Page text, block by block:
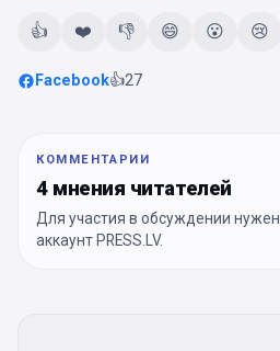
👍 ❤️ 👎 😄 😮 😢
Facebook👍27
КОММЕНТАРИИ
4 мнения читателей
Для участия в обсуждении нужен
аккаунт PRESS.LV.